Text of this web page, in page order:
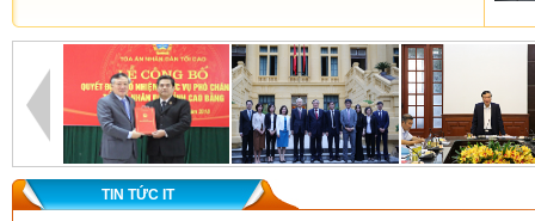
TIN TỨC IT